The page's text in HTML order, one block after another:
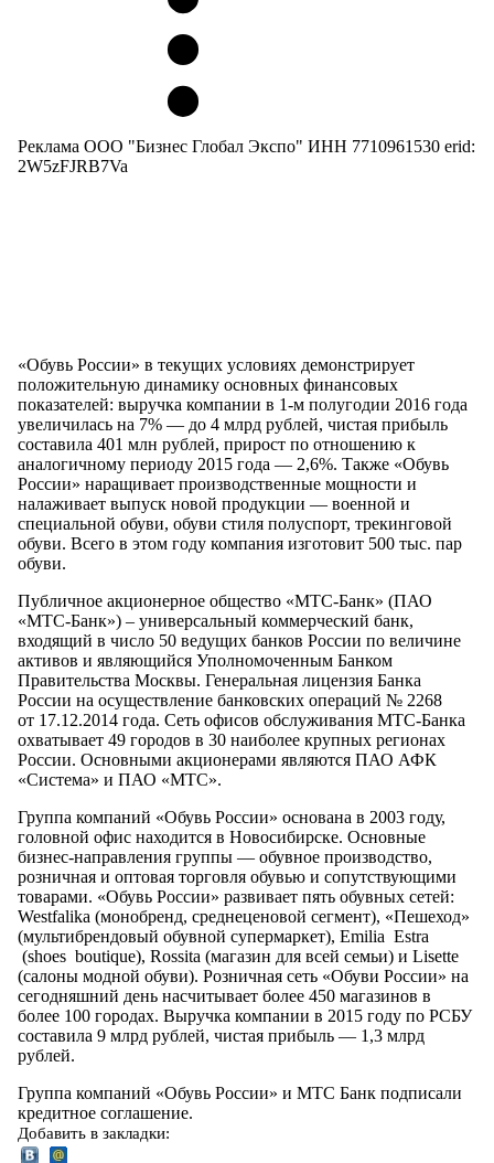
Реклама ООО "Бизнес Глобал Экспо" ИНН 7710961530 erid:
2W5zFJRB7Va
«Обувь России» в текущих условиях демонстрирует
положительную динамику основных финансовых
показателей: выручка компании в 1-м полугодии 2016 года
увеличилась на 7% — до 4 млрд рублей, чистая прибыль
составила 401 млн рублей, прирост по отношению к
аналогичному периоду 2015 года — 2,6%. Также «Обувь
России» наращивает производственные мощности и
налаживает выпуск новой продукции — военной и
специальной обуви, обуви стиля полуспорт, трекинговой
обуви. Всего в этом году компания изготовит 500 тыс. пар
обуви.
Публичное акционерное общество «МТС-Банк» (ПАО
«МТС-Банк») – универсальный коммерческий банк,
входящий в число 50 ведущих банков России по величине
активов и являющийся Уполномоченным Банком
Правительства Москвы. Генеральная лицензия Банка
России на осуществление банковских операций № 2268
от 17.12.2014 года. Сеть офисов обслуживания МТС-Банка
охватывает 49 городов в 30 наиболее крупных регионах
России. Основными акционерами являются ПАО АФК
«Система» и ПАО «МТС».
Группа компаний «Обувь России» основана в 2003 году,
головной офис находится в Новосибирске. Основные
бизнес-направления группы — обувное производство,
розничная и оптовая торговля обувью и сопутствующими
товарами. «Обувь России» развивает пять обувных сетей:
Westfalika (монобренд, среднеценовой сегмент), «Пешеход»
(мультибрендовый обувной супермаркет), Emilia Estra
(shoes boutique), Rossita (магазин для всей семьи) и Lisette
(салоны модной обуви). Розничная сеть «Обуви России» на
сегодняшний день насчитывает более 450 магазинов в
более 100 городах. Выручка компании в 2015 году по РСБУ
составила 9 млрд рублей, чистая прибыль — 1,3 млрд
рублей.
Группа компаний «Обувь России» и МТС Банк подписали
кредитное соглашение.
Добавить в закладки: